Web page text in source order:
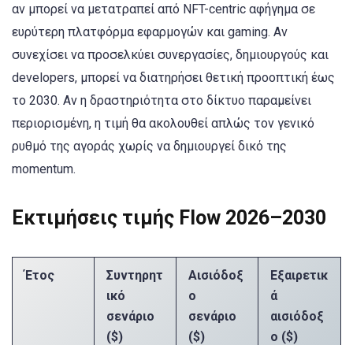
αν μπορεί να μετατραπεί από NFT-centric αφήγημα σε
ευρύτερη πλατφόρμα εφαρμογών και gaming. Αν
συνεχίσει να προσελκύει συνεργασίες, δημιουργούς και
developers, μπορεί να διατηρήσει θετική προοπτική έως
το 2030. Αν η δραστηριότητα στο δίκτυο παραμείνει
περιορισμένη, η τιμή θα ακολουθεί απλώς τον γενικό
ρυθμό της αγοράς χωρίς να δημιουργεί δικό της
momentum.
Εκτιμήσεις τιμής Flow 2026–2030
Έτος
Συντηρητ
ικό
σενάριο
($)
Αισιόδοξ
ο
σενάριο
($)
Εξαιρετικ
ά
αισιόδοξ
ο ($)